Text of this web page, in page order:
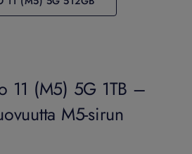
11 (M5) 5G 1TB –
M5-sirun